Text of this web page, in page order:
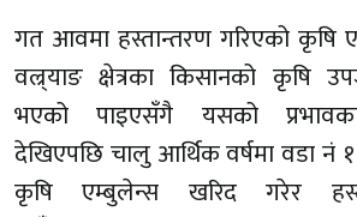
गत आवमा हस्तान्तरण गरिएको कृषि
वल्र्याङ क्षेत्रका किसानको कृषि
भएको पाइएसँगै यसको
देखिएपछि चालु आर्थिक वर्षमा वडा नं
कृषि एम्बुलेन्स खरिद गरेर